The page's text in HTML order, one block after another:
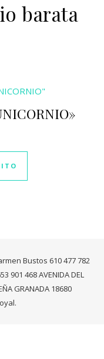
barata
Bustos 610 477 782
901 468 AVENIDA DEL
GRANADA 18680
.